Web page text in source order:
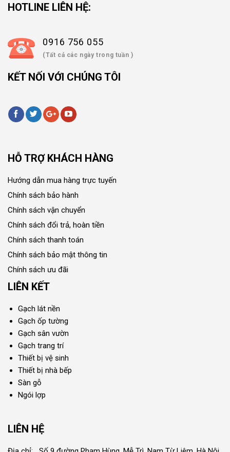
HOTLINE LIÊN HỆ:
0916 756 055
(Tất cả các ngày trong tuần )
KẾT NỐI VỚI CHÚNG TÔI
HỖ TRỢ KHÁCH HÀNG
Hướng dẫn mua hàng trực tuyến
Chính sách bảo hành
Chính sách vận chuyển
Chính sách đổi trả, hoàn tiền
Chính sách thanh toán
Chính sách bảo mật thông tin
Chính sách ưu đãi
LIÊN KẾT
Gạch lát nền
Gạch ốp tường
Gạch sân vườn
Gạch trang trí
Thiết bị vệ sinh
Thiết bị nhà bếp
Sàn gỗ
Ngói lợp
LIÊN HỆ